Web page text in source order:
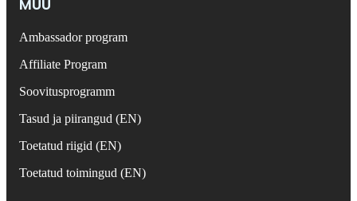
MUU
Ambassador program
Affiliate Program
Soovitusprogramm
Tasud ja piirangud (EN)
Toetatud riigid (EN)
Toetatud toimingud (EN)